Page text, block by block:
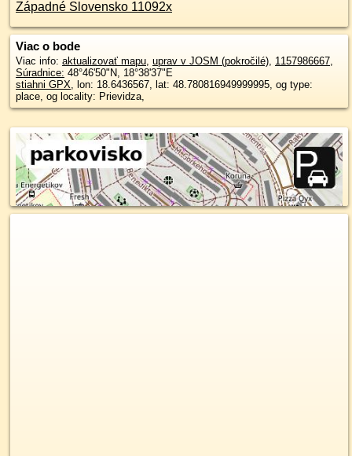
Západné Slovensko 11092x
Viac o bode
Viac info: aktualizovať mapu, uprav v JOSM (pokročilé), 1157986667,
Súradnice: 48°46'50"N, 18°38'37"E
stiahni GPX, lon: 18.6436567, lat: 48.780816949999995, og type:
place, og locality: Prievidza,